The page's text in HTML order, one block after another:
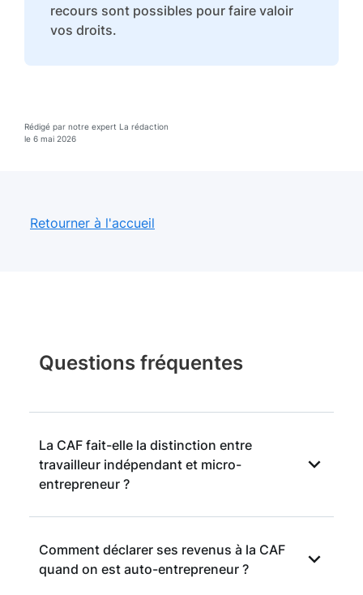
recours sont possibles pour faire valoir
vos droits.
Rédigé par notre expert La rédaction
le 6 mai 2026
Retourner à l'accueil
Questions fréquentes
La CAF fait-elle la distinction entre
travailleur indépendant et micro-
entrepreneur ?
parmi les travailleurs indépendants. Pour le
calcul des aides (RSA, prime d’activité, APL),
Comment déclarer ses revenus à la CAF
quand on est auto-entrepreneur ?